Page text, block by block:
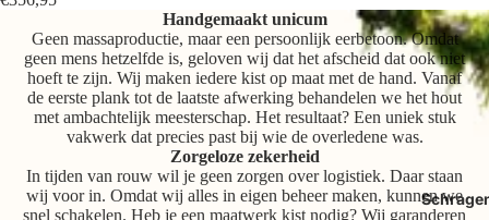
Handgemaakt unicum
Geen massaproductie, maar een persoonlijk eerbetoon. Omdat
geen mens hetzelfde is, geloven wij dat het afscheid dat ook niet
hoeft te zijn. Wij maken iedere kist op maat met de hand. Vanaf
de eerste plank tot de laatste afwerking behandelen we het hout
met ambachtelijk meesterschap. Het resultaat? Een uniek stuk
vakwerk dat precies past bij wie de overledene was.
Zorgeloze zekerheid
In tijden van rouw wil je geen zorgen over logistiek. Daar staan
wij voor in. Omdat wij alles in eigen beheer maken, kunnen we
snel schakelen. Heb je een maatwerk kist nodig? Wij garanderen